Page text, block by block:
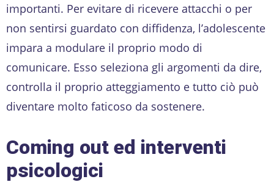
importanti. Per evitare di ricevere attacchi o per
non sentirsi guardato con diffidenza, l’adolescente
impara a modulare il proprio modo di
comunicare. Esso seleziona gli argomenti da dire,
controlla il proprio atteggiamento e tutto ciò può
diventare molto faticoso da sostenere.
Coming out ed interventi
psicologici